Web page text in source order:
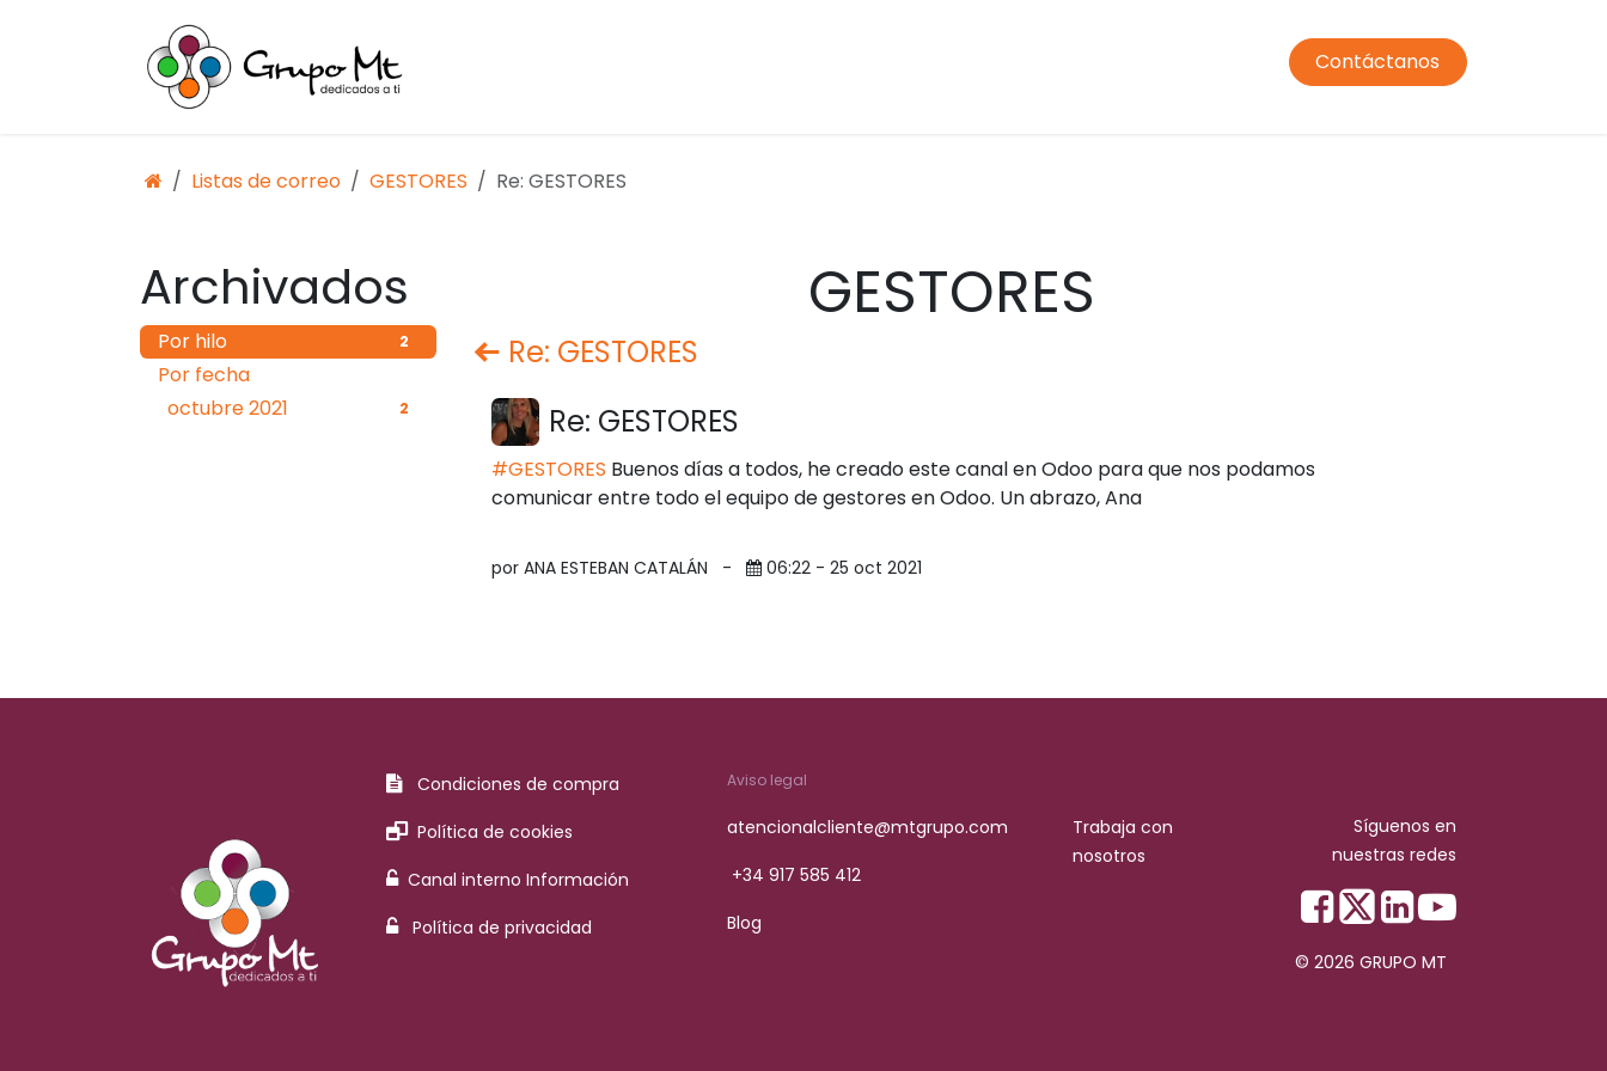
Comedor Transporte
Contáctanos
Listas de correo GESTORES Re: GESTORES
Archivados
Por hilo 2
Por fecha
octubre 2021
2
GESTORES
Re: GESTORES
Re: GESTORES
#GESTORES Buenos días a todos, he creado este canal en Odoo para que nos podamos
comunicar entre todo el equipo de gestores en Odoo. Un abrazo, Ana
por ANA ESTEBAN CATALÁN - 06:22 - 25 oct 2021
Condiciones de compra
Política de cookies
Canal interno Información
Política de privacidad
Aviso legal
atencionalcliente@mtgrupo.com
+34 917 585 412
Blog
Trabaja con
nosotros
Síguenos en
nuestras redes
© 2026 GRUPO MT